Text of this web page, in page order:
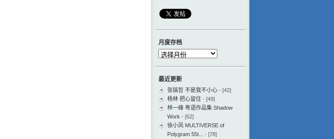
月度存档
月
档
最近更新
张镐哲 不是我不小心 - [42]
杨林 把心留住 - [49]
林一峰 粤语作品集 Shadow
Work - [62]
徐小凤 MULTIVERSE of
Polygram 55t...
- [78]